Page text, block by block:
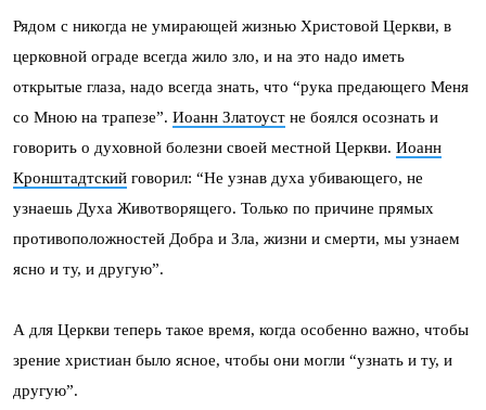
Рядом с никогда не умирающей жизнью Христовой Церкви, в
церковной ограде всегда жило зло, и на это надо иметь
открытые глаза, надо всегда знать, что “рука предающего Меня
со Мною на трапезе”. Иоанн Златоуст не боялся осознать и
говорить о духовной болезни своей местной Церкви. Иоанн
Кронштадтский говорил: “Не узнав духа убивающего, не
узнаешь Духа Животворящего. Только по причине прямых
противоположностей Добра и Зла, жизни и смерти, мы узнаем
ясно и ту, и другую”.
А для Церкви теперь такое время, когда особенно важно, чтобы
зрение христиан было ясное, чтобы они могли “узнать и ту, и
другую”.